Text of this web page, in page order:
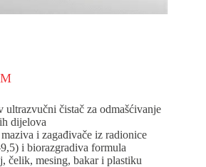
Raspon
90,00 KM
do
489,98 KM
čistač za odmašćivanje
dijelova
i zagađivače iz radionice
i biorazgradiva formula
čelik, mesing, bakar i plastiku